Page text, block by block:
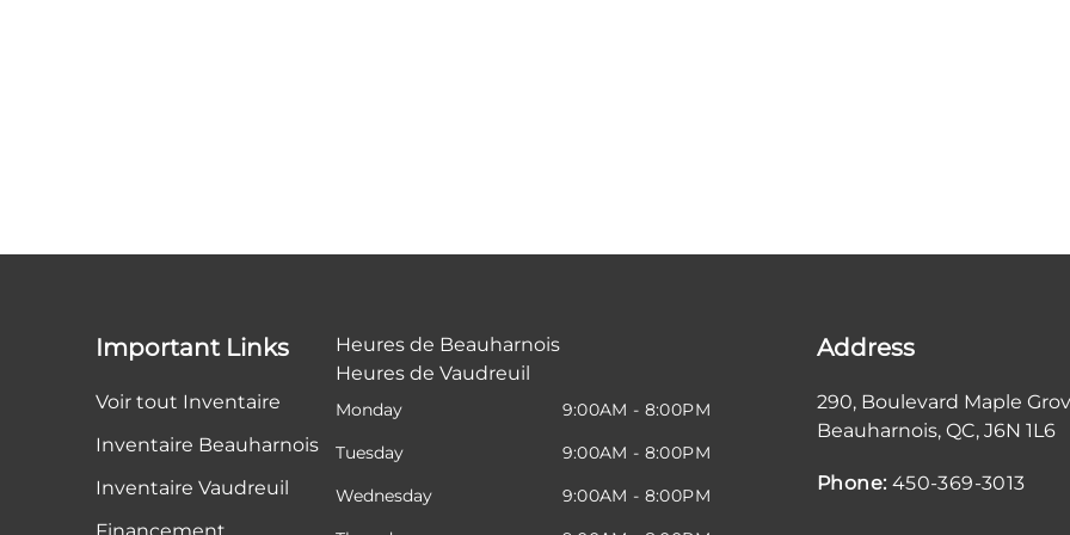
Important Links
Voir tout Inventaire
Inventaire Beauharnois
Inventaire Vaudreuil
Financement
Heures de Beauharnois
Heures de Vaudreuil
Monday
9:00AM - 8:00PM
Tuesday
9:00AM - 8:00PM
Wednesday
9:00AM - 8:00PM
Address
290, Boulevard Maple
Beauharnois, QC, J6N 1L6
Phone: 450-369-3013